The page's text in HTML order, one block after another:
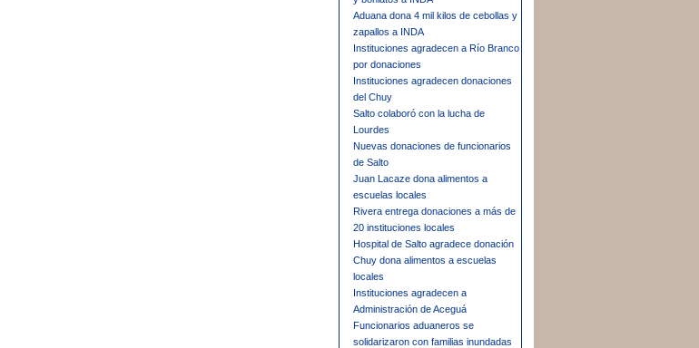
Aduana dona 4 mil kilos de cebollas y
zapallos a INDA
Instituciones agradecen a Río Branco
por donaciones
Instituciones agradecen donaciones
del Chuy
Salto colaboró con la lucha de
Lourdes
Nuevas donaciones de funcionarios
de Salto
Juan Lacaze dona alimentos a
escuelas locales
Rivera entrega donaciones a más de
20 instituciones locales
Hospital de Salto agradece donación
Chuy dona alimentos a escuelas
locales
Instituciones agradecen a
Administración de Aceguá
Funcionarios aduaneros se
solidarizaron con familias inundadas